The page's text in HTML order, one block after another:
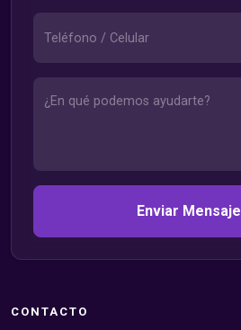
Enviar Mensaje
CONTACTO